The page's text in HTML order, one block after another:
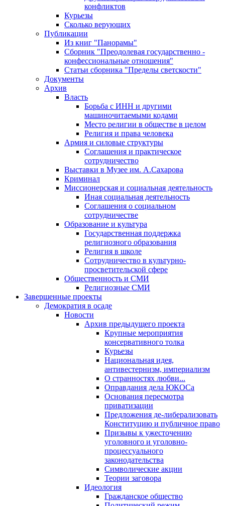
конфликтов
Курьезы
Сколько верующих
Публикации
Из книг "Панорамы"
Сборник "Преодолевая государственно -
конфессиональные отношения"
Статьи сборника "Пределы светскости"
Документы
Архив
Власть
Борьба с ИНН и другими
машиночитаемыми кодами
Место религии в обществе в целом
Религия и права человека
Армия и силовые структуры
Соглашения и практическое
сотрудничество
Выставки в Музее им. А.Сахарова
Криминал
Миссионерская и социальная деятельность
Иная социальная деятельность
Соглашения о социальном
сотрудничестве
Образование и культура
Государственная поддержка
религиозного образования
Религия в школе
Сотрудничество в культурно-
просветительской сфере
Общественность и СМИ
Религиозные СМИ
Завершенные проекты
Демократия в осаде
Новости
Архив предыдущего проекта
Крупные мероприятия
консервативного толка
Курьезы
Национальная идея,
антивестернизм, империализм
О странностях любви...
Оправдания дела ЮКОСа
Основания пересмотра
приватизации
Предложения де-либерализовать
Конституцию и публичное право
Призывы к ужесточению
уголовного и уголовно-
процессуального
законодательства
Символические акции
Теории заговора
Идеология
Гражданское общество